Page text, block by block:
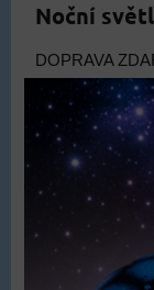
Noční
DOPRAVA